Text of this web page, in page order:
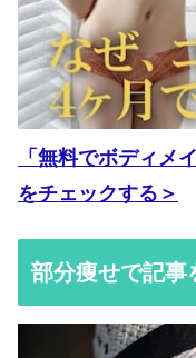
「無料でボディメ
をチェックする＞
部分痩せで記事